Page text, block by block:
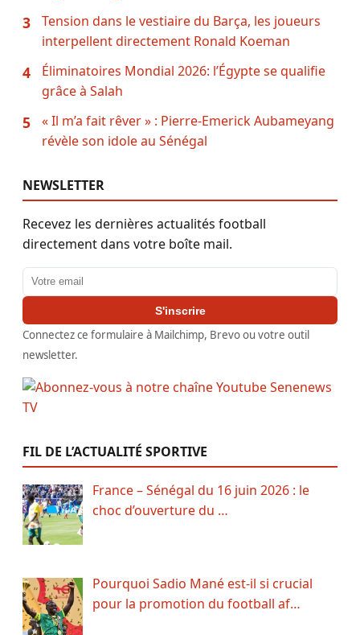
3
Tension dans le vestiaire du Barça, les joueurs
interpellent directement Ronald Koeman
4
Éliminatoires Mondial 2026: l’Égypte se qualifie
grâce à Salah
5
« Il m’a fait rêver » : Pierre-Emerick Aubameyang
révèle son idole au Sénégal
NEWSLETTER
Recevez les dernières actualités football
directement dans votre boîte mail.
Adresse email
S'inscrire
Connectez ce formulaire à Mailchimp, Brevo ou votre outil
newsletter.
FIL DE L’ACTUALITÉ SPORTIVE
France – Sénégal du 16 juin 2026 : le
choc d’ouverture du …
Pourquoi Sadio Mané est-il si crucial
pour la promotion du football af…